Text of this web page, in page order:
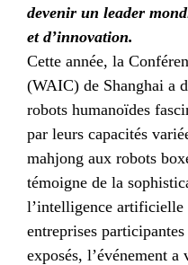
devenir un leader
et d’innovation.
Cette année, la
(WAIC) de Shanghai a
robots humanoïdes
par leurs capacités
mahjong aux robots
témoigne de la
l’intelligence artificielle
entreprises
exposés, l’événement